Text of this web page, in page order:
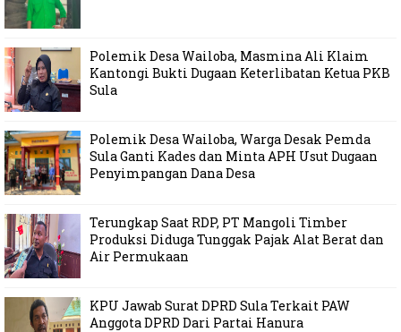
Polemik Desa Wailoba, Masmina Ali Klaim
Kantongi Bukti Dugaan Keterlibatan Ketua PKB
Sula
Polemik Desa Wailoba, Warga Desak Pemda
Sula Ganti Kades dan Minta APH Usut Dugaan
Penyimpangan Dana Desa
Terungkap Saat RDP, PT Mangoli Timber
Produksi Diduga Tunggak Pajak Alat Berat dan
Air Permukaan
KPU Jawab Surat DPRD Sula Terkait PAW
Anggota DPRD Dari Partai Hanura